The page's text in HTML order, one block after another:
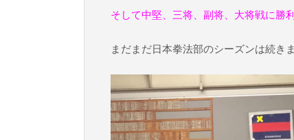
そして中堅、三将、副将、大将戦に勝
まだまだ日本拳法部のシーズンは続き